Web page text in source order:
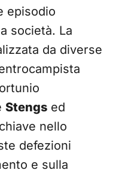
episodio
società. La
da diverse
Stengs ed
nello
defezioni
e sulla